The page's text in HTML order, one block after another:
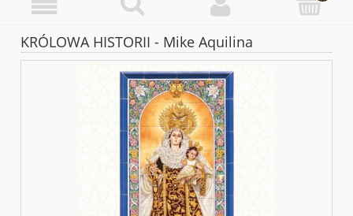
KRÓLOWA HISTORII - Mike Aquilina